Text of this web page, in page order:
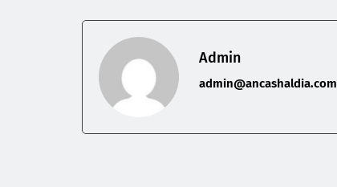
Admin
admin@ancashaldia.com